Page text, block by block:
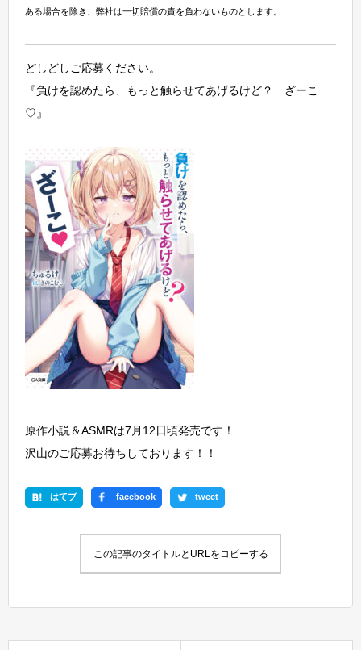
ある場合を除き、弊社は一切賠償の責を負わないものとします。
どしどしご応募ください。
『負けを認めたら、もっと触らせてあげるけど？ ざーこ
♡』
原作小説＆ASMRは7月12日頃発売です！
沢山のご応募お待ちしております！！
はてブ facebook tweet
この記事のタイトルとURLをコピーする